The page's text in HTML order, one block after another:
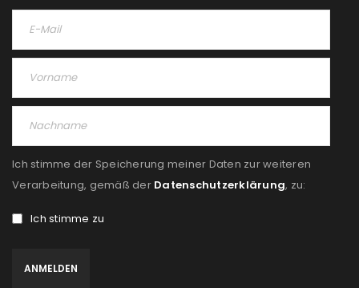
Ich stimme der Speicherung meiner Daten zur weiteren
Verarbeitung, gemäß der Datenschutzerklärung, zu:
Ich stimme zu